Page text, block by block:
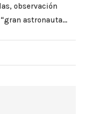
observación
astronauta…